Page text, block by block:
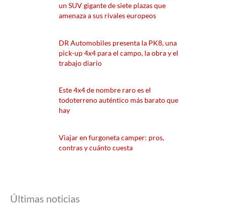
un SUV gigante de siete plazas que
amenaza a sus rivales europeos
DR Automobiles presenta la PK8, una
pick-up 4x4 para el campo, la obra y el
trabajo diario
Este 4x4 de nombre raro es el
todoterreno auténtico más barato que
hay
Viajar en furgoneta camper: pros,
contras y cuánto cuesta
Últimas noticias